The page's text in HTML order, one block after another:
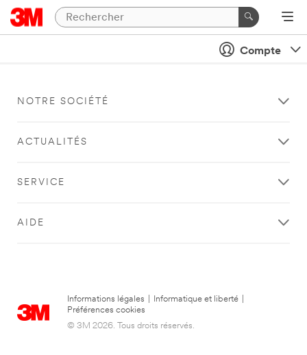
Compte
NOTRE SOCIÉTÉ
ACTUALITÉS
SERVICE
AIDE
Informations légales Informatique et liberté
Préférences cookies
© 3M 2026. Tous droits réservés.